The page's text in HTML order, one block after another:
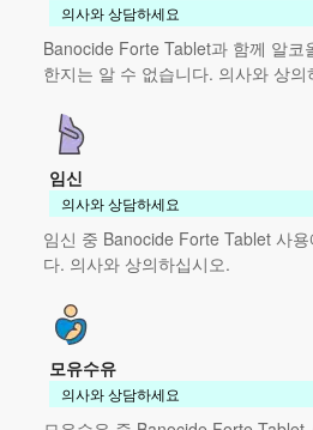
의사와 상담하세요
Banocide Forte Tablet과 함께 알코
한지는 알 수 없습니다. 의사와 상의
임신
의사와 상담하세요
임신 중 Banocide Forte Tablet 사
다. 의사와 상의하십시오.
모유수유
의사와 상담하세요